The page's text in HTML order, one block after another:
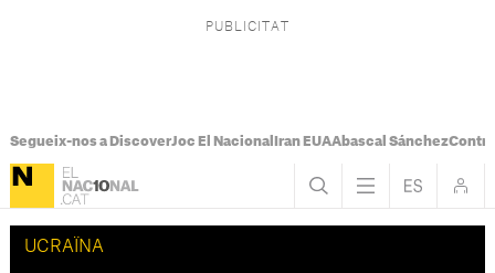
Segueix-nos a DiscoverJoc El Nacional Iran EUAAbascal Sánchez
UCRAÏNA